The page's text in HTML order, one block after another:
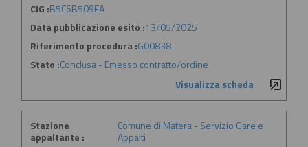
CIG :B5C6B509EA
Data pubblicazione esito :13/05/2025
Riferimento procedura :G00838
Stato :Conclusa - Emesso contratto/ordine
Visualizza scheda
Stazione
appaltante :
Comune di Matera - Servizio Gare e
Appalti